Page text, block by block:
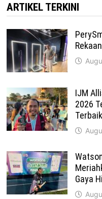
ARTIKEL TERKINI
IJM
2026
Gaya